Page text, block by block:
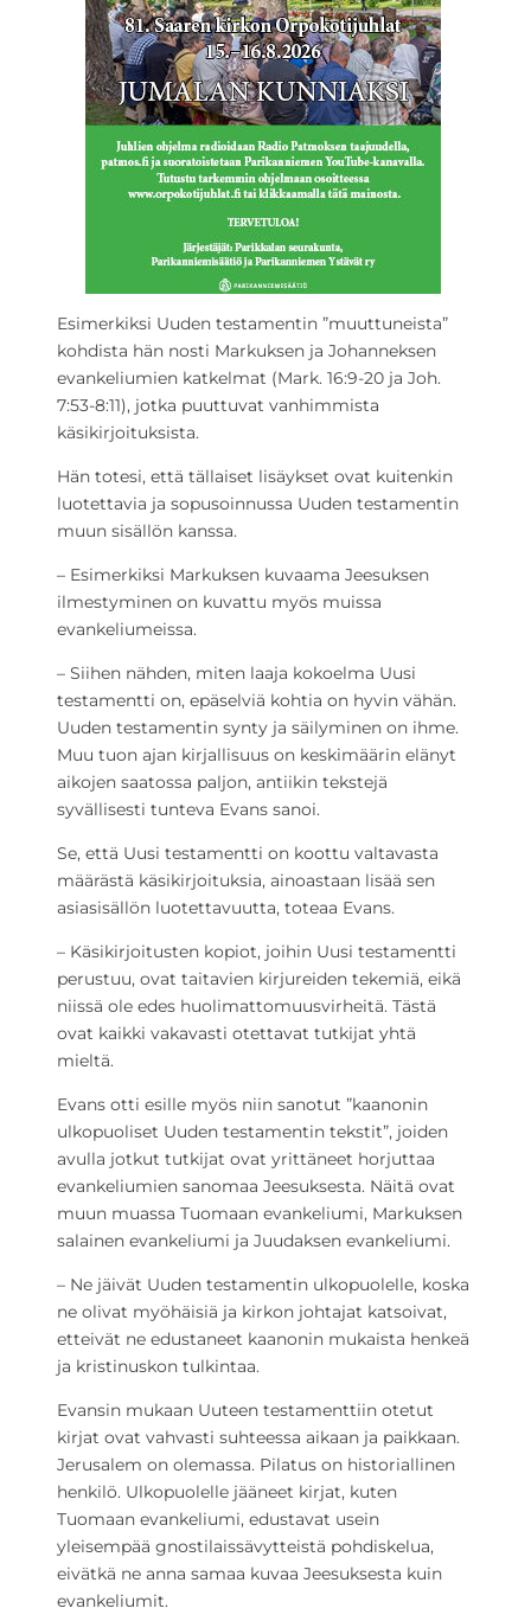
Esimerkiksi Uuden testamentin ”muuttuneista”
kohdista hän nosti Markuksen ja Johanneksen
evankeliumien katkelmat (Mark. 16:9-20 ja Joh.
7:53-8:11), jotka puuttuvat vanhimmista
käsikirjoituksista.
Hän totesi, että tällaiset lisäykset ovat kuitenkin
luotettavia ja sopusoinnussa Uuden testamentin
muun sisällön kanssa.
– Esimerkiksi Markuksen kuvaama Jeesuksen
ilmestyminen on kuvattu myös muissa
evankeliumeissa.
– Siihen nähden, miten laaja kokoelma Uusi
testamentti on, epäselviä kohtia on hyvin vähän.
Uuden testamentin synty ja säilyminen on ihme.
Muu tuon ajan kirjallisuus on keskimäärin elänyt
aikojen saatossa paljon, antiikin tekstejä
syvällisesti tunteva Evans sanoi.
Se, että Uusi testamentti on koottu valtavasta
määrästä käsikirjoituksia, ainoastaan lisää sen
asiasisällön luotettavuutta, toteaa Evans.
– Käsikirjoitusten kopiot, joihin Uusi testamentti
perustuu, ovat taitavien kirjureiden tekemiä, eikä
niissä ole edes huolimattomuusvirheitä. Tästä
ovat kaikki vakavasti otettavat tutkijat yhtä
mieltä.
Evans otti esille myös niin sanotut ”kaanonin
ulkopuoliset Uuden testamentin tekstit”, joiden
avulla jotkut tutkijat ovat yrittäneet horjuttaa
evankeliumien sanomaa Jeesuksesta. Näitä ovat
muun muassa Tuomaan evankeliumi, Markuksen
salainen evankeliumi ja Juudaksen evankeliumi.
– Ne jäivät Uuden testamentin ulkopuolelle, koska
ne olivat myöhäisiä ja kirkon johtajat katsoivat,
etteivät ne edustaneet kaanonin mukaista henkeä
ja kristinuskon tulkintaa.
Evansin mukaan Uuteen testamenttiin otetut
kirjat ovat vahvasti suhteessa aikaan ja paikkaan.
Jerusalem on olemassa. Pilatus on historiallinen
henkilö. Ulkopuolelle jääneet kirjat, kuten
Tuomaan evankeliumi, edustavat usein
yleisempää gnostilaissävytteistä pohdiskelua,
eivätkä ne anna samaa kuvaa Jeesuksesta kuin
evankeliumit.